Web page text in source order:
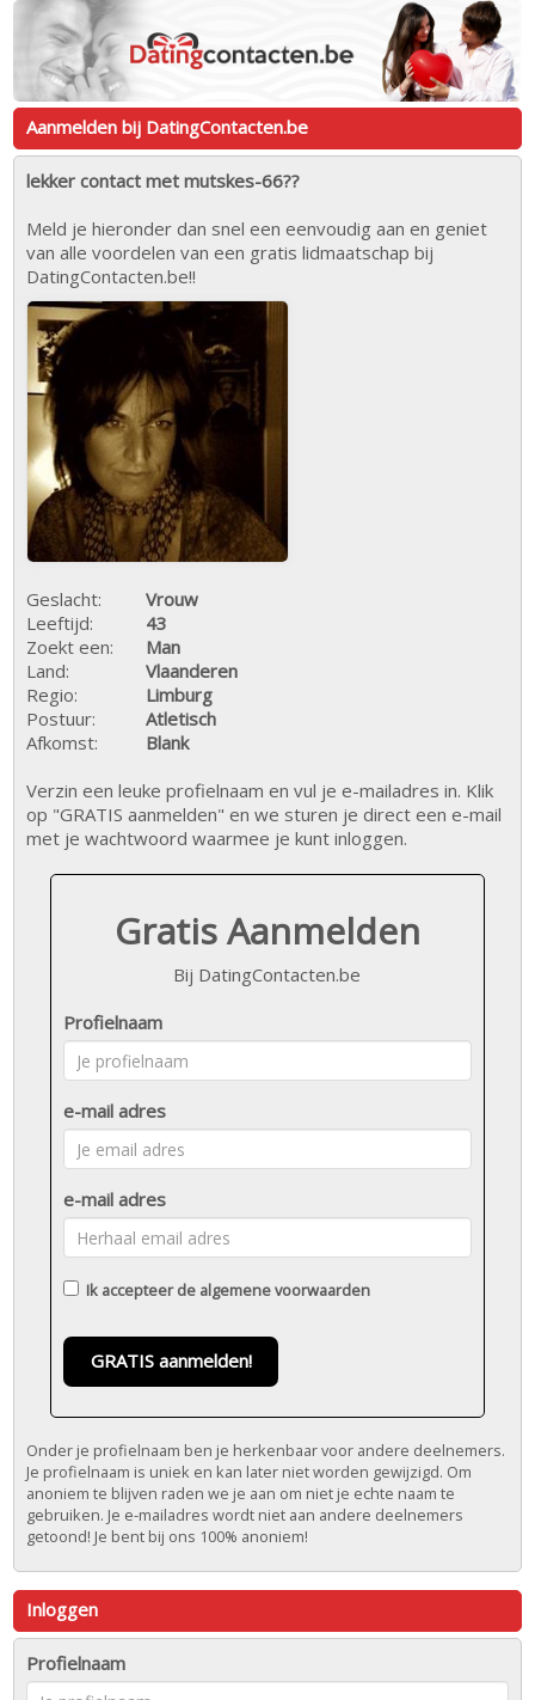
Aanmelden bij DatingContacten.be
lekker contact met mutskes-66??
Meld je hieronder dan snel een eenvoudig aan en geniet
van alle voordelen van een gratis lidmaatschap bij
DatingContacten.be!!
Geslacht:
Vrouw
Leeftijd:
43
Zoekt een:
Man
Land:
Vlaanderen
Regio:
Limburg
Postuur:
Atletisch
Afkomst:
Blank
Verzin een leuke profielnaam en vul je e-mailadres in. Klik
op "GRATIS aanmelden" en we sturen je direct een e-mail
met je wachtwoord waarmee je kunt inloggen.
Gratis Aanmelden
Bij DatingContacten.be
Profielnaam
e-mail adres
e-mail adres
Ik accepteer de algemene voorwaarden
GRATIS aanmelden!
Onder je profielnaam ben je herkenbaar voor andere deelnemers.
Je profielnaam is uniek en kan later niet worden gewijzigd. Om
anoniem te blijven raden we je aan om niet je echte naam te
gebruiken. Je e-mailadres wordt niet aan andere deelnemers
getoond! Je bent bij ons 100% anoniem!
Inloggen
Profielnaam